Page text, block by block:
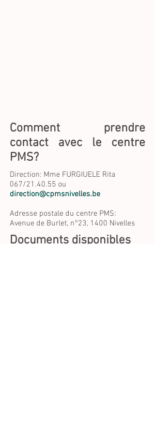
Comment prendre
contact avec le centre
PMS?
Direction: Mme FURGIUELE Rita
067/21.40.55 ou
direction@cpmsnivelles.be
Adresse postale du centre PMS:
Avenue de Burlet, n°23, 1400 Nivelles
Documents disponibles